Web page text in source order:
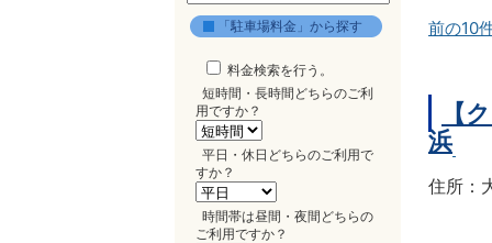
「駐車場料金」から探す
料金検索を行う。
短時間・長時間どちらのご利
用ですか？
平日・休日どちらのご利用で
すか？
時間帯は昼間・夜間どちらの
ご利用ですか？
前の10
【
浜
住所：